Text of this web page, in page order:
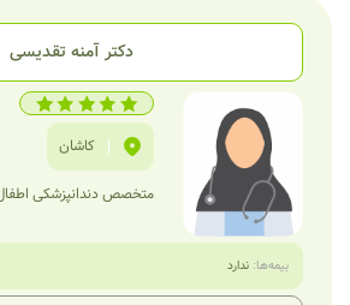
دکتر آمنه تقدیسی
| کاشان
متخصص دندانپزشکی
بیمه‌ها: ندارد